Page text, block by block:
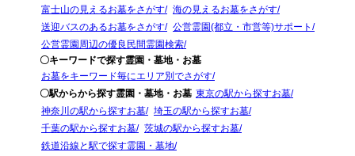
富士山の見えるお墓をさがす
海の見えるお墓をさがす
送迎バスのあるお墓をさがす
公営霊園(都立・市営等)サポート
公営霊園周辺の優良民間霊園検索
〇キーワードで探す霊園・墓地・お墓
お墓をキーワード毎にエリア別でさがす
〇駅からから探す霊園・墓地・お墓 東京の駅から探すお墓
神奈川の駅から探すお墓
埼玉の駅から探すお墓
千葉の駅から探すお墓
茨城の駅から探すお墓
鉄道沿線と駅で探す霊園・墓地